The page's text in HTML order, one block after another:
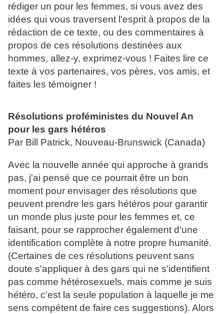
rédiger un pour les femmes, si vous avez des
idées qui vous traversent l'esprit à propos de la
rédaction de ce texte, ou des commentaires à
propos de ces résolutions destinées aux
hommes, allez-y, exprimez-vous ! Faites lire ce
texte à vos partenaires, vos pères, vos amis, et
faites les témoigner !
Résolutions proféministes du Nouvel An
pour les gars hétéros
Par Bill Patrick, Nouveau-Brunswick (Canada)
Avec la nouvelle année qui approche à grands
pas, j'ai pensé que ce pourrait être un bon
moment pour envisager des résolutions que
peuvent prendre les gars hétéros pour garantir
un monde plus juste pour les femmes et, ce
faisant, pour se rapprocher également d'une
identification complète à notre propre humanité.
(Certaines de ces résolutions peuvent sans
doute s'appliquer à des gars qui ne s'identifient
pas comme hétérosexuels, mais comme je suis
hétéro, c'est la seule population à laquelle je me
sens compétent de faire ces suggestions). Alors